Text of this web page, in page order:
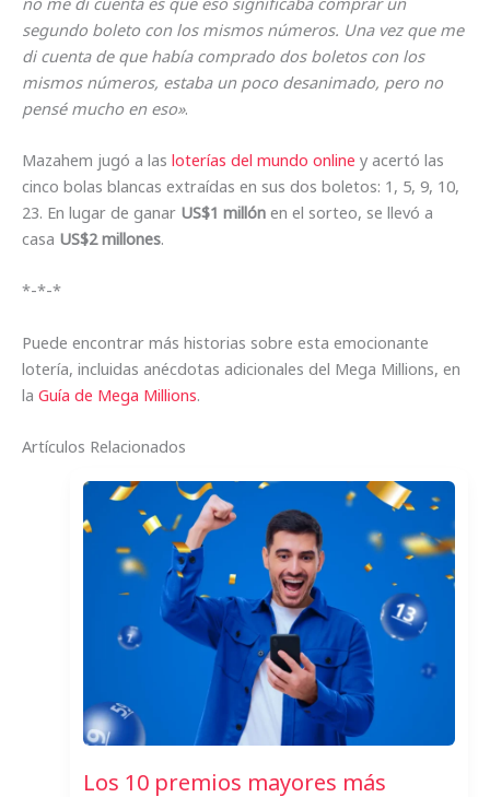
segundo boleto con los mismos números. Una vez que me
di cuenta de que había comprado dos boletos con los
mismos números, estaba un poco desanimado, pero no
pensé mucho en eso».
Mazahem jugó a las loterías del mundo online y acertó las
cinco bolas blancas extraídas en sus dos boletos: 1, 5, 9, 10,
23. En lugar de ganar US$1 millón en el sorteo, se llevó a
casa US$2 millones.
*-*-*
Puede encontrar más historias sobre esta emocionante
lotería, incluidas anécdotas adicionales del Mega Millions, en
la Guía de Mega Millions.
Artículos Relacionados
Los 10 premios mayores más